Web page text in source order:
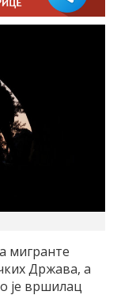
мигранте
Држава, а
је вршилац